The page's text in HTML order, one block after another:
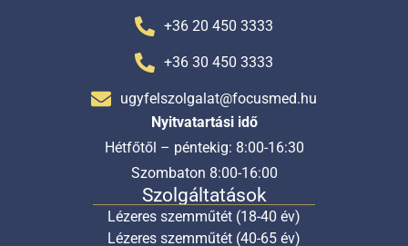
+36 20 450 3333
+36 30 450 3333
ugyfelszolgalat@focusmed.hu
Nyitvatartási idő
Hétfőtől – péntekig: 8:00-16:30
Szombaton 8:00-16:00
Szolgáltatások
Lézeres szemműtét (18-40 év)
Lézeres szemműtét (40-65 év)